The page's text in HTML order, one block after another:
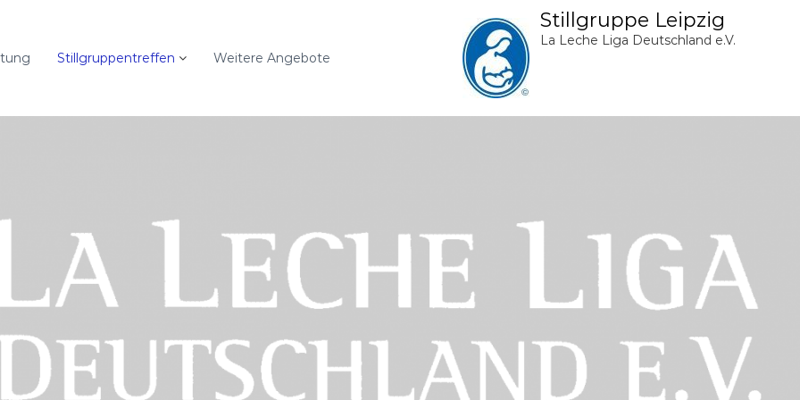
Stillgruppe Leipzig
La Leche Liga Deutschland e.V.
Stillgruppentreffen Weitere Angebote